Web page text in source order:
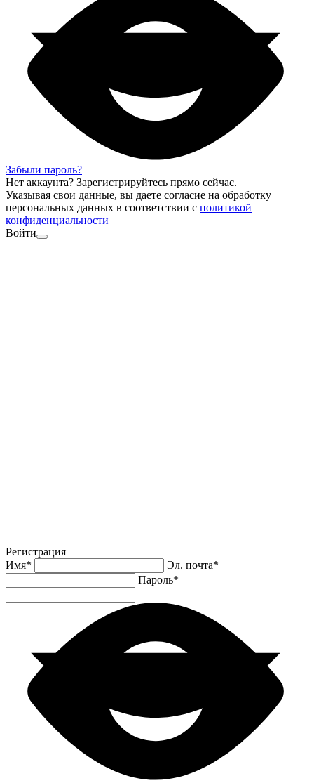
Забыли пароль?
Нет аккаунта? Зарегистрируйтесь прямо сейчас.
Указывая свои данные, вы даете согласие на обработку
персональных данных в соответствии с политикой
конфиденциальности
Войти
Регистрация
Имя* Эл. почта*
Пароль*